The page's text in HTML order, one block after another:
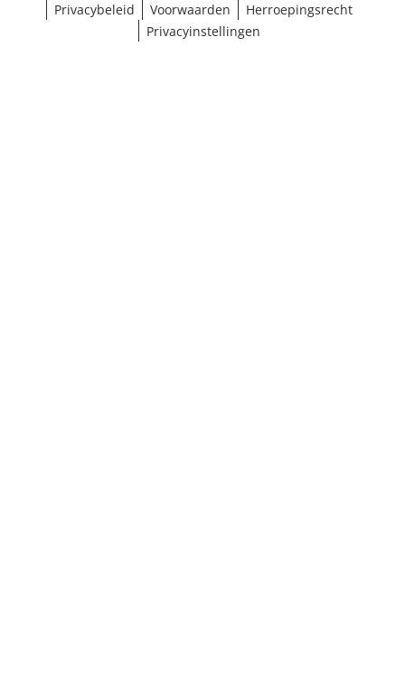
Privacybeleid
Voorwaarden
Herroepingsrecht
Privacyinstellingen